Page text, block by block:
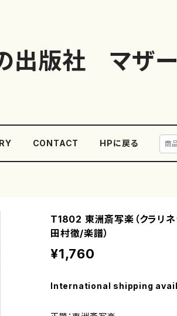
出版社 マザー
CONTACT HPに戻る
T1802 東洲斎写楽（クラリネ
田村徹/楽譜）
¥1,760
International shipping